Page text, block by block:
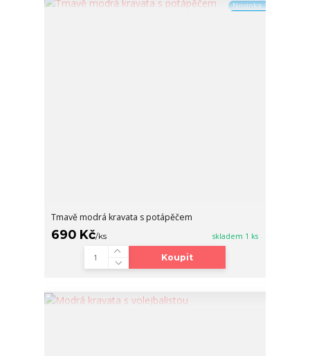
Novinka
Tmavě modrá kravata s potápěčem
690 Kč/ks skladem 1 ks
Koupit